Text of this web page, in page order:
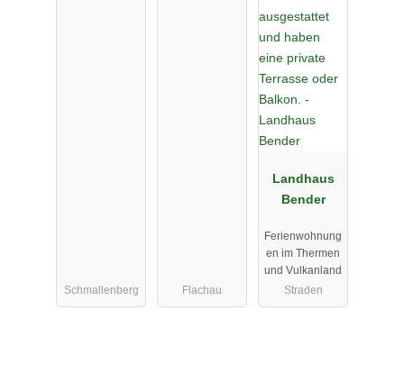
Schmallenberg Flachau
Landhaus
Bender
Ferienwohnung
en im Thermen
und Vulkanland
Straden